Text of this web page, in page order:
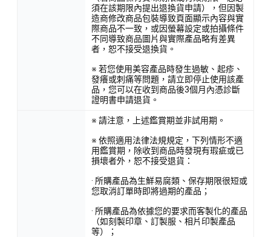
須在該期限內提出退換貨申請），但因製
造商修改商品包裝導致頁面顯示內容與實
際商品不一致，或因螢幕設定或拍攝條件
不同導致商品圖片與實際產品略有差異
者，恕不接受退換貨。
※ 若您使用美容產品時發生過敏、起疹、
發癢或刺痛等問題，請立即停止使用該產
品，您可以在收到商品後3個月內憑診斷
證明書申請退貨。
※ 請注意，上述鑑賞期並非試用期。
※ 依照適用法律法規規定，下列情形不適
用鑑賞期，除收到商品時發現有瑕疵或已
損壞者外，恕不接受退貨：
· 所購產品為生鮮易腐類、保存期限很短或
您取消訂單時即將過期的產品；
· 所購產品為依據您的要求而客製化的產品
（如刻製印章、訂製服、相片印製產品
等）；